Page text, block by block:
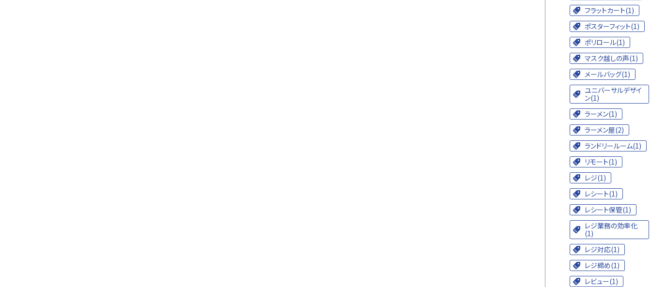
フラットカート(1)
ポスターフィット(1)
ポリロール(1)
マスク越しの声(1)
メールバッグ(1)
ユニバーサルデザイ
ン(1)
ラーメン(1)
ラーメン屋(2)
ランドリールーム(1)
リモート(1)
レジ(1)
レシート(1)
レシート保管(1)
レジ業務の効率化
(1)
レジ対応(1)
レジ締め(1)
レビュー(1)